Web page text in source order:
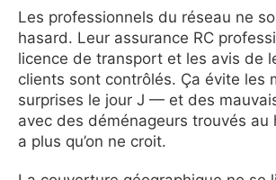
Les professionnels du réseau ne
hasard. Leur assurance RC
licence de transport et les avis de
clients sont contrôlés. Ça évite les
surprises le jour J — et des
avec des déménageurs trouvés au
a plus qu’on ne croit.